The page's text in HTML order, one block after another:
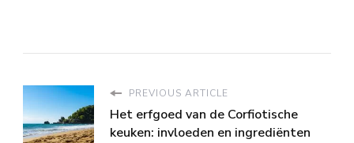
PREVIOUS ARTICLE
Het erfgoed van de Corfiotische
keuken: invloeden en ingrediënten